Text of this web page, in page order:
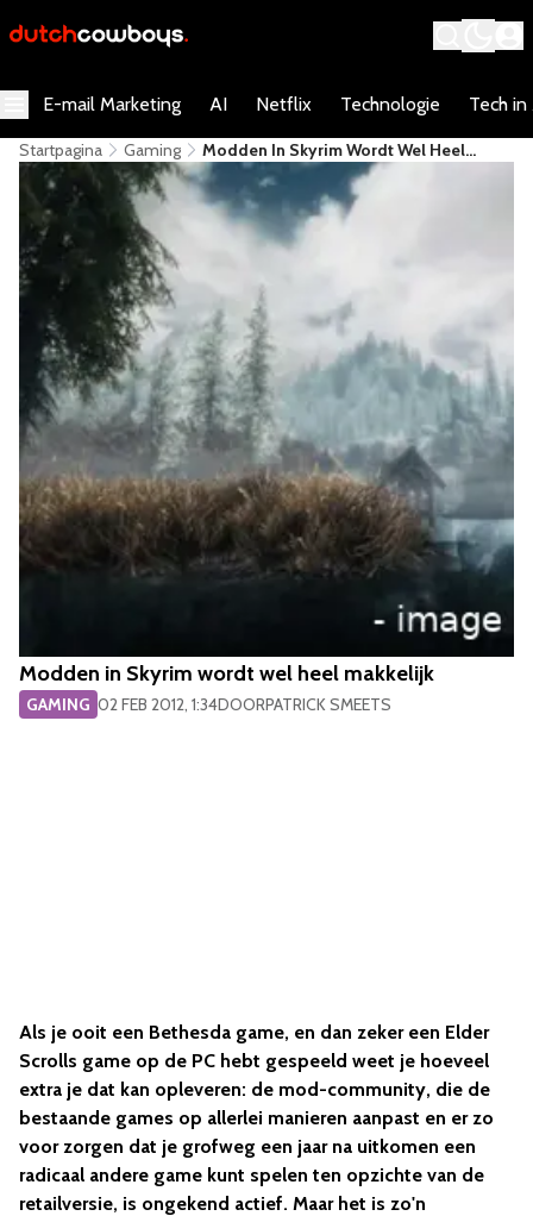
E-mail Marketing AI Netflix Technologie Tech in
Startpagina Gaming
Modden In Skyrim Wordt Wel Heel
Makkelijk
Modden in Skyrim wordt wel heel makkelijk
GAMING 02 FEB 2012, 1:34DOORPATRICK SMEETS
Als je ooit een Bethesda game, en dan zeker een Elder
Scrolls game op de PC hebt gespeeld weet je hoeveel
extra je dat kan opleveren: de mod-community, die de
bestaande games op allerlei manieren aanpast en er zo
voor zorgen dat je grofweg een jaar na uitkomen een
radicaal andere game kunt spelen ten opzichte van de
retailversie, is ongekend actief. Maar het is zo'n